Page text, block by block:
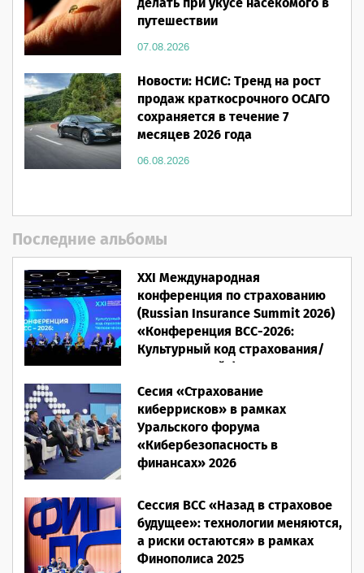
путешествии
07.08.2026
Новости: НСИС: Тренд на рост
продаж краткосрочного ОСАГО
сохраняется в течение 7
месяцев 2026 года
06.08.2026
Последние альбомы
XXI Международная
конференция по страхованию
(Russian Insurance Summit 2026)
«Конференция ВСС-2026:
Культурный код страхования/
Человеческий фактор»
28.05.2026
Сесия «Страхование
киберрисков» в рамках
Уральского форума
«Кибербезопасность в
финансах» 2026
Сессия ВСС «Назад в страховое
будущее»: технологии меняются,
а риски остаются» в рамках
Финополиса 2025